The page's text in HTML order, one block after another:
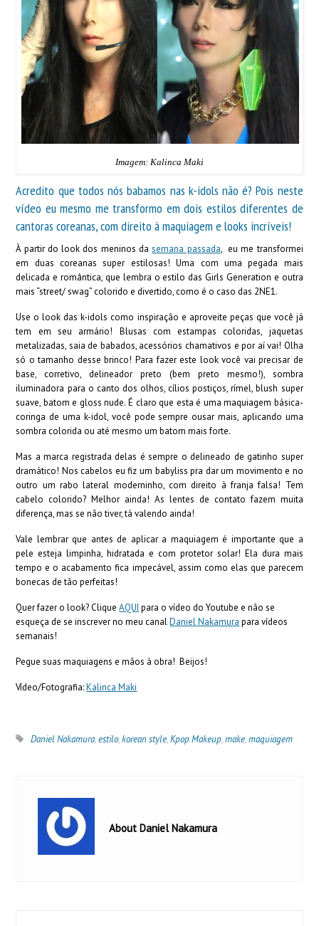
Imagem: Kalinca Maki
Acredito que todos nós babamos nas k-idols não é? Pois neste
vídeo eu mesmo me transformo em dois estilos diferentes de
cantoras coreanas, com direito à maquiagem e looks incríveis!
À partir do look dos meninos da semana passada,eu me transformei
em duas coreanas super estilosas! Uma com uma pegada mais
delicada e romântica, que lembra o estilo das Girls Generation e outra
mais “street/ swag” colorido e divertido, como é o caso das 2NE1.
Use o look das k-idols como inspiração e aproveite peças que você já
tem em seu armário! Blusas com estampas coloridas, jaquetas
metalizadas, saia de babados, acessórios chamativos e por aí vai! Olha
só o tamanho desse brinco! Para fazer este look você vai precisar de
base, corretivo, delineador preto (bem preto mesmo!), sombra
iluminadora para o canto dos olhos, cílios postiços, rímel, blush super
suave, batom e gloss nude. É claro que esta é uma maquiagem básica-
coringa de uma k-idol, você pode sempre ousar mais, aplicando uma
sombra colorida ou até mesmo um batom mais forte.
Mas a marca registrada delas é sempre o delineado de gatinho super
dramático! Nos cabelos eu fiz um babyliss pra dar um movimento e no
outro um rabo lateral moderninho, com direito à franja falsa! Tem
cabelo colorido? Melhor ainda! As lentes de contato fazem muita
diferença, mas se não tiver, tá valendo ainda!
Vale lembrar que antes de aplicar a maquiagem é importante que a
pele esteja limpinha, hidratada e com protetor solar! Ela dura mais
tempo e o acabamento fica impecável, assim como elas que parecem
bonecas de tão perfeitas!
Quer fazer o look? Clique AQUI para o vídeo do Youtube e não se
esqueça de se inscrever no meu canal Daniel Nakamura para vídeos
semanais!
Pegue suas maquiagens e mãos à obra! Beijos!
Vídeo/Fotografia: Kalinca Maki
Daniel Nakamura,estilo,korean style,Kpop Makeup,make,maquiagem
About Daniel Nakamura